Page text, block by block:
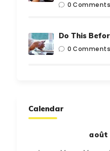
0 Comments
Do This
0 Comments
Calendar
août